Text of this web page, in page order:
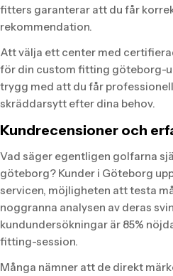
fitters garanterar att du får
rekommendation.
Att välja ett center med
för din custom fitting göteborg-
trygg med att du får
skräddarsytt efter dina behov.
Kundrecensioner och
Vad säger egentligen golfarna
göteborg? Kunder i Göteborg
servicen, möjligheten att testa
noggranna analysen av deras
kundundersökningar är 85%
fitting-session.
Många nämner att de direkt